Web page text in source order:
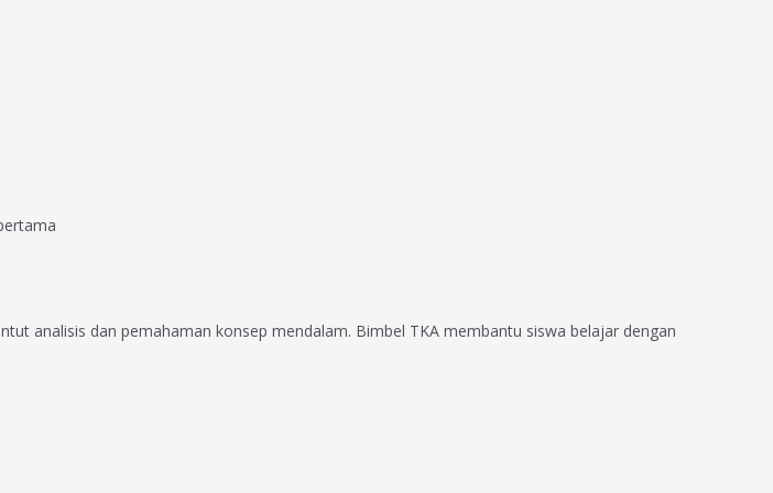
analisis dan pemahaman konsep mendalam. Bimbel TKA membantu siswa belajar dengan